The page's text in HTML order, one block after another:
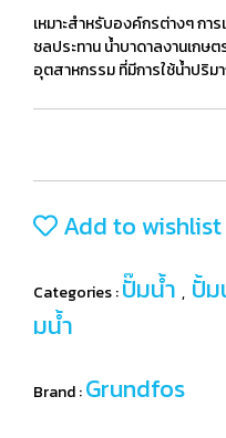
เหมาะสำหรับองค์กรต่างๆ กา
ชลประทาน น้ำบาดาลงานเกษ
อุตสาหกรรม ที่มีการใช้น้ำปริม
Add to wishlist
Categories :ปั๊มน้ำ , ปั้
มน้ำ
Brand :Grundfos